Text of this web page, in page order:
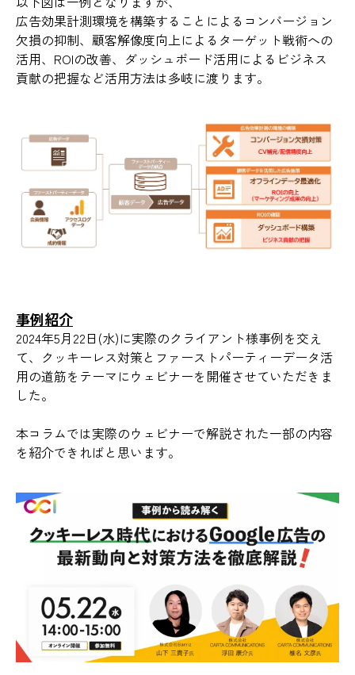
広告効果計測環境を構築することによるコンバージョン
欠損の抑制、顧客解像度向上によるターゲット戦術への
活用、ROIの改善、ダッシュボード活用によるビジネス
貢献の把握など活用方法は多岐に渡ります。
事例紹介
2024年5月22日(水)に実際のクライアント様事例を交え
て、クッキーレス対策とファーストパーティーデータ活
用の道筋をテーマにウェビナーを開催させていただきま
した。
本コラムでは実際のウェビナーで解説された一部の内容
を紹介できればと思います。